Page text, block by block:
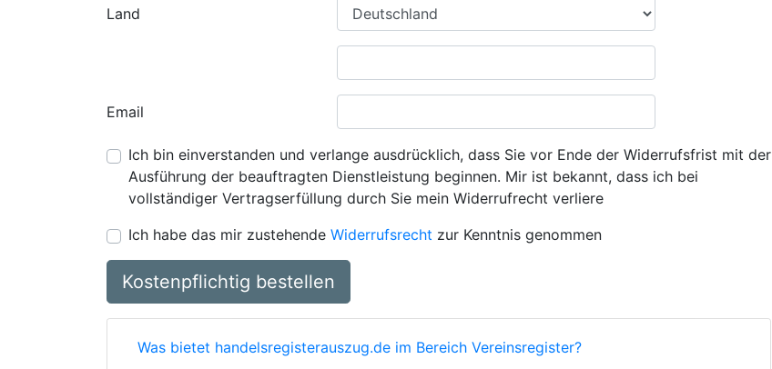
Land
Email
Ich bin einverstanden und verlange ausdrücklich, dass Sie vor Ende der Widerrufsfrist mit der
Ausführung der beauftragten Dienstleistung beginnen. Mir ist bekannt, dass ich bei
vollständiger Vertragserfüllung durch Sie mein Widerrufrecht verliere
Ich habe das mir zustehende Widerrufsrecht zur Kenntnis genommen
Kostenpflichtig bestellen
Was bietet handelsregisterauszug.de im Bereich Vereinsregister?